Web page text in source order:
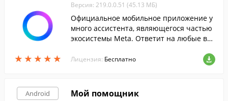
★ ★ ★ ★ ★
★ ★ ★ ★ ★
Версия: 219.0.0.51 (45.13 МБ)
Официальное мобильное приложение у
много ассистента, являющегося частью
экосистемы Meta. Ответит на любые во
дстраиваясь под ваши нужды.
Лицензия: Бесплатно
Android Мой помощник